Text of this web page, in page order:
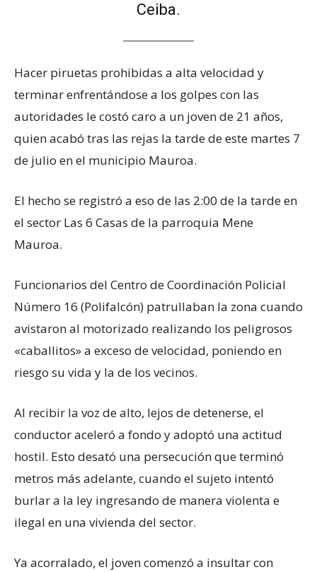
Ceiba.
Hacer piruetas prohibidas a alta velocidad y
terminar enfrentándose a los golpes con las
autoridades le costó caro a un joven de 21 años,
quien acabó tras las rejas la tarde de este martes 7
de julio en el municipio Mauroa.
El hecho se registró a eso de las 2:00 de la tarde en
el sector Las 6 Casas de la parroquia Mene
Mauroa.
Funcionarios del Centro de Coordinación Policial
Número 16 (Polifalcón) patrullaban la zona cuando
avistaron al motorizado realizando los peligrosos
«caballitos» a exceso de velocidad, poniendo en
riesgo su vida y la de los vecinos.
Al recibir la voz de alto, lejos de detenerse, el
conductor aceleró a fondo y adoptó una actitud
hostil. Esto desató una persecución que terminó
metros más adelante, cuando el sujeto intentó
burlar a la ley ingresando de manera violenta e
ilegal en una vivienda del sector.
Ya acorralado, el joven comenzó a insultar con